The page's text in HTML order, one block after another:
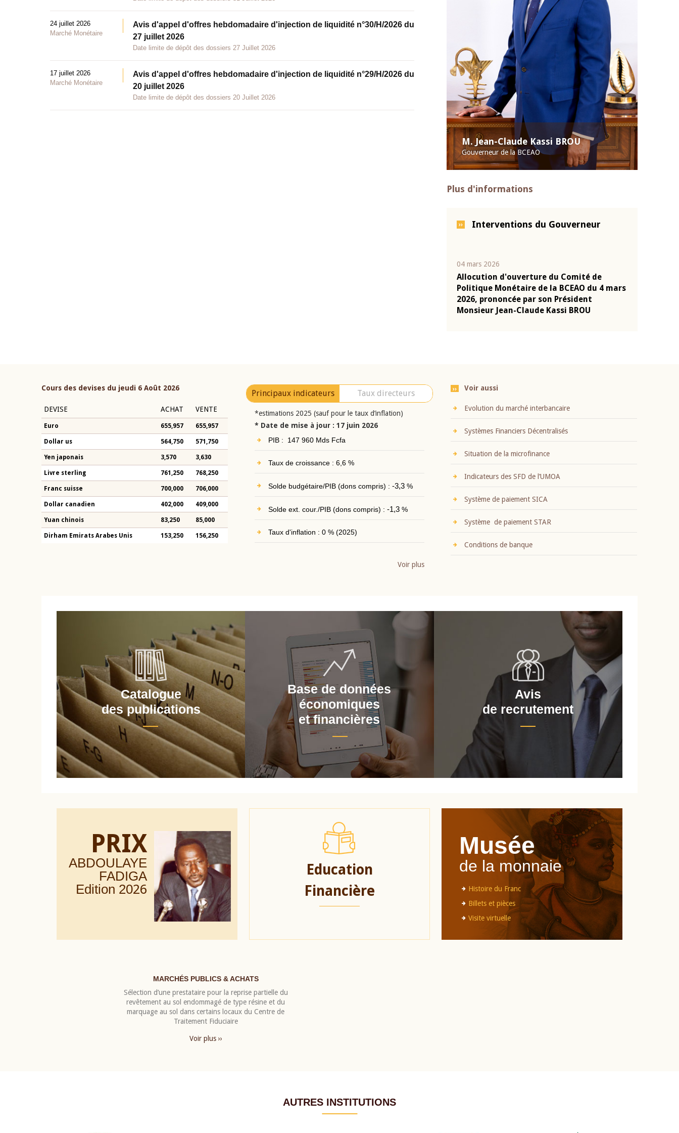
M. Jean-Claude Kassi BROU
Gouverneur de la BCEAO
Plus d'informations
Interventions du Gouverneur
04 mars 2026
Allocution d'ouverture du Comité de
Politique Monétaire de la BCEAO du 4 mars
2026, prononcée par son Président
Monsieur Jean-Claude Kassi BROU
24 juillet 2026
Marché Monétaire
Avis d'appel d'offres hebdomadaire d'injection de liquidité n°30/H/2026 du
27 juillet 2026
Date limite de dépôt des dossiers 27 Juillet 2026
17 juillet 2026
Marché Monétaire
Avis d'appel d'offres hebdomadaire d'injection de liquidité n°29/H/2026 du
20 juillet 2026
Date limite de dépôt des dossiers 20 Juillet 2026
Cours des devises du jeudi 6 Août 2026
DEVISE ACHAT VENTE
Euro 655,957 655,957
Dollar us 564,750 571,750
Yen japonais 3,570 3,630
Livre sterling 761,250 768,250
Franc suisse 700,000 706,000
Dollar canadien 402,000 409,000
Yuan chinois 83,250 85,000
Dirham Emirats Arabes Unis 153,250 156,250
Principaux indicateurs Taux directeurs
*estimations 2025 (sauf pour le taux d’inflation)
* Date de mise à jour : 17 juin 2026
PIB : 147 960 Mds Fcfa
Taux de croissance : 6,6 %
Solde budgétaire/PIB (dons compris) : -3,3%
Solde ext. cour./PIB (dons compris) : -1,3%
Taux d'inflation : 0 % (2025)
Voir plus
Voir aussi
Evolution du marché interbancaire
Systèmes Financiers Décentralisés
Situation de la microfinance
Indicateurs des SFD de l’UMOA
Système de paiement SICA
Système de paiement STAR
Conditions de banque
Catalogue
des publications
Base de données
économiques
et financières
Avis
de recrutement
PRIX
ABDOULAYE
FADIGA
Edition 2026
Education
Financière
Musée
de la monnaie
Histoire du Franc
Billets et pièces
Visite virtuelle
MARCHÉS PUBLICS & ACHATS
Sélection d’une prestataire pour la reprise partielle du
revêtement au sol endommagé de type résine et du
marquage au sol dans certains locaux du Centre de
Traitement Fiduciaire
Voir plus ››
AUTRES INSTITUTIONS